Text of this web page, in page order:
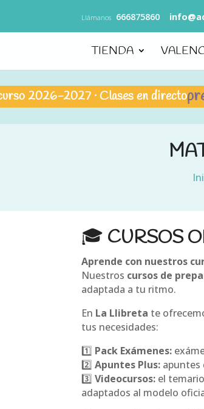
Llámanos 666875860
TIENDA
2027 · Clases en directo
🎓 CURSOS
Aprende con nuestros
Nuestros cursos de
adaptada a tu ritmo.
En La Llibreta te
tus necesidades:
1️⃣ Pack Exámenes:
2️⃣Apuntes Plus: apuntes
3️⃣Videocursos: el
adaptados al modelo